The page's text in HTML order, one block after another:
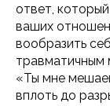
ответ,
ваших
вообразить
травматичным
«Ты мне
вплоть до